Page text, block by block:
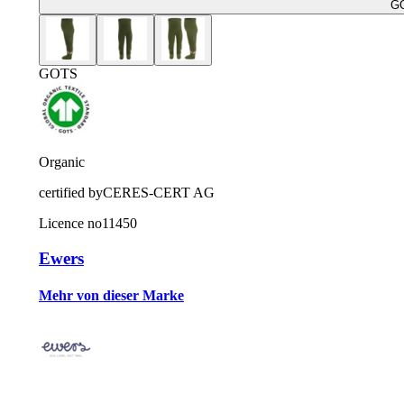
GOTS
Organic
certified byCERES-CERT AG
Licence no11450
Ewers
Mehr von dieser Marke